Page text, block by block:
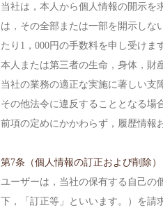
当社は，本人から個人情報の開示を
は，その全部または一部を開示しな
たり1，000円の手数料を申し受けま
本人または第三者の生命，身体，財
当社の業務の適正な実施に著しい支
その他法令に違反することとなる場
前項の定めにかかわらず，履歴情報
第7条（個人情報の訂正および削除）
ユーザーは，当社の保有する自己の
下，「訂正等」といいます。）を請